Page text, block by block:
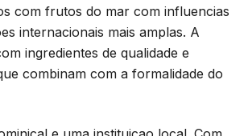
com frutos do mar com influencias
internacionais mais amplas. A
ingredientes de qualidade e
combinam com a formalidade do